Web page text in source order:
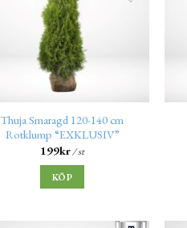
Thuja Smaragd 120-140 cm
Rotklump “EXKLUSIV”
199kr/ st
KÖP